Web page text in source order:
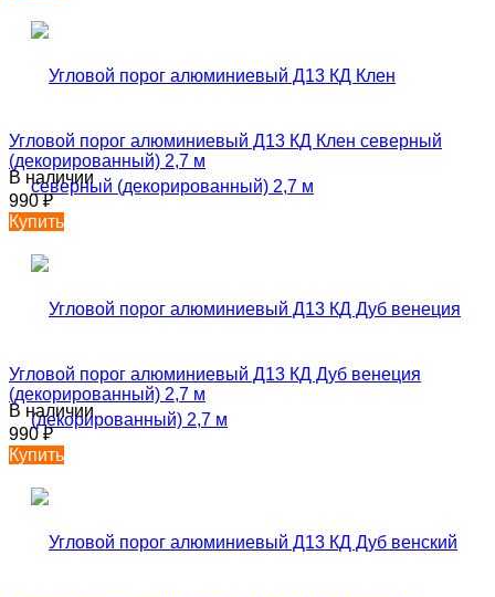
Угловой порог алюминиевый Д13 КД Клен северный
(декорированный) 2,7 м
В наличии
990₽
Купить
Угловой порог алюминиевый Д13 КД Дуб венеция
(декорированный) 2,7 м
В наличии
990 ₽
Купить